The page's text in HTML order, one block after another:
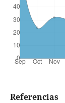
Referencias